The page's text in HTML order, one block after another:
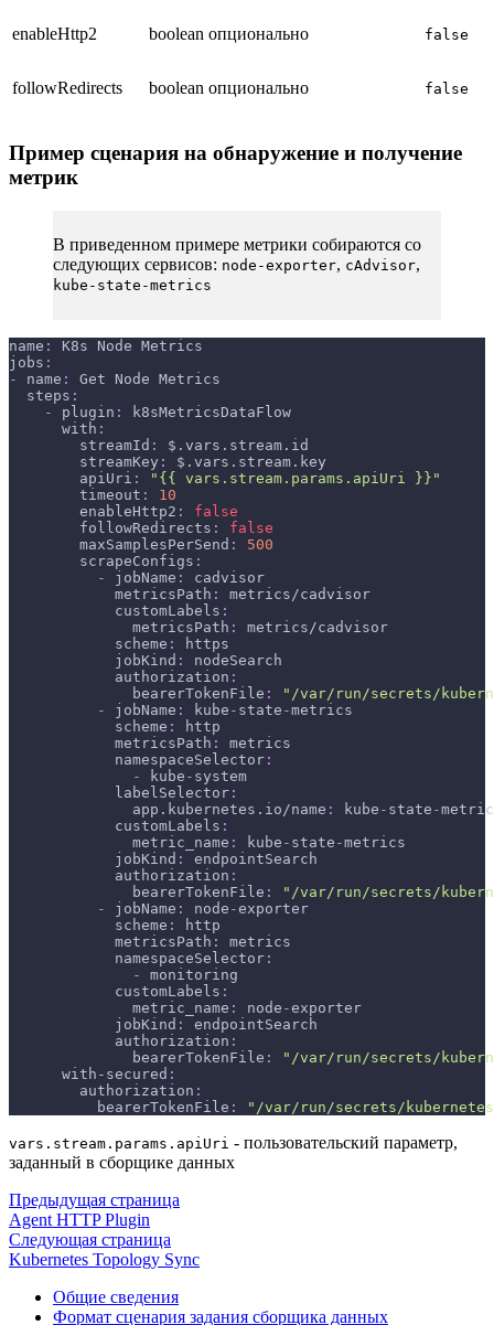
enableHttp2 boolean опционально false
followRedirects boolean опционально false
Пример сценария на обнаружение и получение
метрик
В приведенном примере метрики собираются со
следующих сервисов: node-exporter, cAdvisor,
kube-state-metrics
name :
K8s Node Metrics
jobs :
-
name :
Get Node Metrics
steps :
-
plugin :
k8sMetricsDataFlow
with :
streamId :
$.vars.stream.id
streamKey :
$.vars.stream.key
apiUri :
"{{ vars.stream.params.apiUri }}"
timeout :
10
enableHttp2 :
false
followRedirects :
false
maxSamplesPerSend :
500
scrapeConfigs :
-
jobName :
cadvisor
metricsPath :
metrics/cadvisor
customLabels :
metricsPath :
metrics/cadvisor
scheme :
https
jobKind :
nodeSearch
authorization :
bearerTokenFile :
"/var/run/secrets/
-
jobName : kube - state -metrics
scheme :
http
metricsPath :
metrics
namespaceSelector :
-
kube - system
labelSelector :
app.kubernetes.io/name : kube - state -
customLabels :
metric_name : kube - state -metrics
jobKind :
endpointSearch
authorization :
bearerTokenFile :
"/var/run/secrets/
-
jobName : node -exporter
scheme :
http
metricsPath :
metrics
namespaceSelector :
-
monitoring
customLabels :
metric_name : node -exporter
jobKind :
endpointSearch
authorization :
bearerTokenFile :
"/var/run/secrets/
with-secured :
authorization :
bearerTokenFile : "/var/run/secrets/
vars.stream.params.apiUri - пользовательский параметр,
заданный в сборщике данных
Предыдущая страница
Agent HTTP Plugin
Следующая страница
Kubernetes Topology Sync
Общие сведения
Формат сценария задания сборщика данных